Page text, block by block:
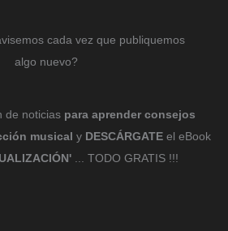
cada vez que publiquemos
algo nuevo?
de noticias para aprender consejos
musical y DESCÁRGATEel eBook
... TODO GRATIS !!!